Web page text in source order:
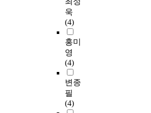
욱
(4)
홍미
영
(4)
변종
필
(4)